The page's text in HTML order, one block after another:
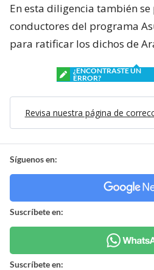
En esta diligencia también
conductores del programa
para ratificar los dichos de
¿ENCONTRASTE UN
ERROR?
Revisa nuestra página de
Síguenos en:
Suscríbete en:
Suscríbete en: